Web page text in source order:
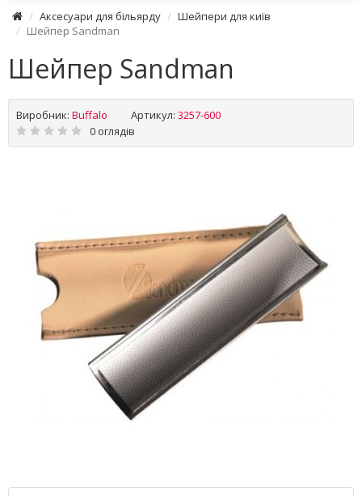
Аксесуари для більярду
Шейпери для київ
Шейпер Sandman
Шейпер Sandman
Виробник: Buffalo Артикул: 3257-600
0 оглядів